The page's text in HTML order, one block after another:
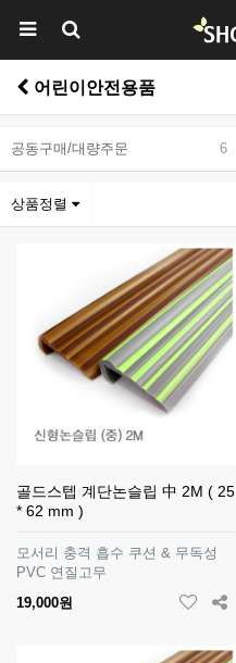
어린이안전용품
공동구매/대량주문 6
상품정렬
골드스텝 계단논슬립 中 2M ( 25
* 62 mm )
모서리 충격 흡수 쿠션 & 무독성
PVC 연질고무
19,000원